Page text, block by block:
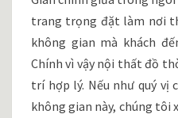
trang trọng đặt làm nơi
không gian mà khách
Chính vì vậy nội thất đồ
trí hợp lý. Nếu như quý
không gian này, chúng